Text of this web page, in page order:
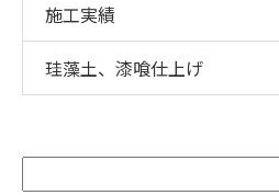
施工実績
珪藻土、漆喰仕上げ